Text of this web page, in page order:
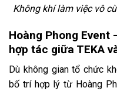
Không khí làm việc vô
Hoàng Phong
hợp tác giữa TEKA
Dù không gian tổ chức
bố trí hợp lý từ Hoàng